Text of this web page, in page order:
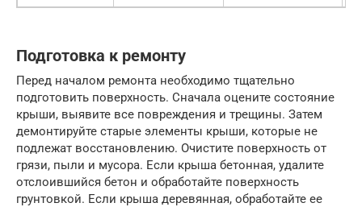
Подготовка к ремонту
Перед началом ремонта необходимо тщательно
подготовить поверхность. Сначала оцените состояние
крыши, выявите все повреждения и трещины. Затем
демонтируйте старые элементы крыши, которые не
подлежат восстановлению. Очистите поверхность от
грязи, пыли и мусора. Если крыша бетонная, удалите
отслоившийся бетон и обработайте поверхность
грунтовкой. Если крыша деревянная, обработайте ее